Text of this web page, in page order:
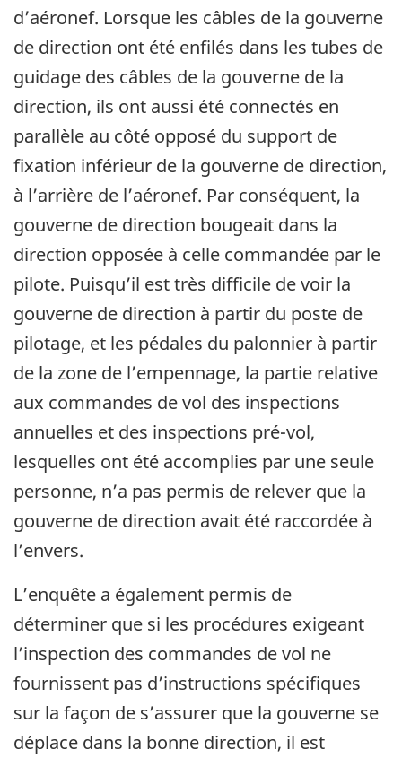
d’aéronef. Lorsque les câbles de la gouverne
de direction ont été enfilés dans les tubes de
guidage des câbles de la gouverne de la
direction, ils ont aussi été connectés en
parallèle au côté opposé du support de
fixation inférieur de la gouverne de direction,
à l’arrière de l’aéronef. Par conséquent, la
gouverne de direction bougeait dans la
direction opposée à celle commandée par le
pilote. Puisqu’il est très difficile de voir la
gouverne de direction à partir du poste de
pilotage, et les pédales du palonnier à partir
de la zone de l’empennage, la partie relative
aux commandes de vol des inspections
annuelles et des inspections pré-vol,
lesquelles ont été accomplies par une seule
personne, n’a pas permis de relever que la
gouverne de direction avait été raccordée à
l’envers.
L’enquête a également permis de
déterminer que si les procédures exigeant
l’inspection des commandes de vol ne
fournissent pas d’instructions spécifiques
sur la façon de s’assurer que la gouverne se
déplace dans la bonne direction, il est